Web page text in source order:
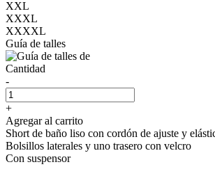
XXL
XXXL
XXXXL
Guía de talles
Cantidad
-
+
Agregar al carrito
Short de baño liso con cordón de ajuste y
Bolsillos laterales y uno trasero con velcro
Con suspensor